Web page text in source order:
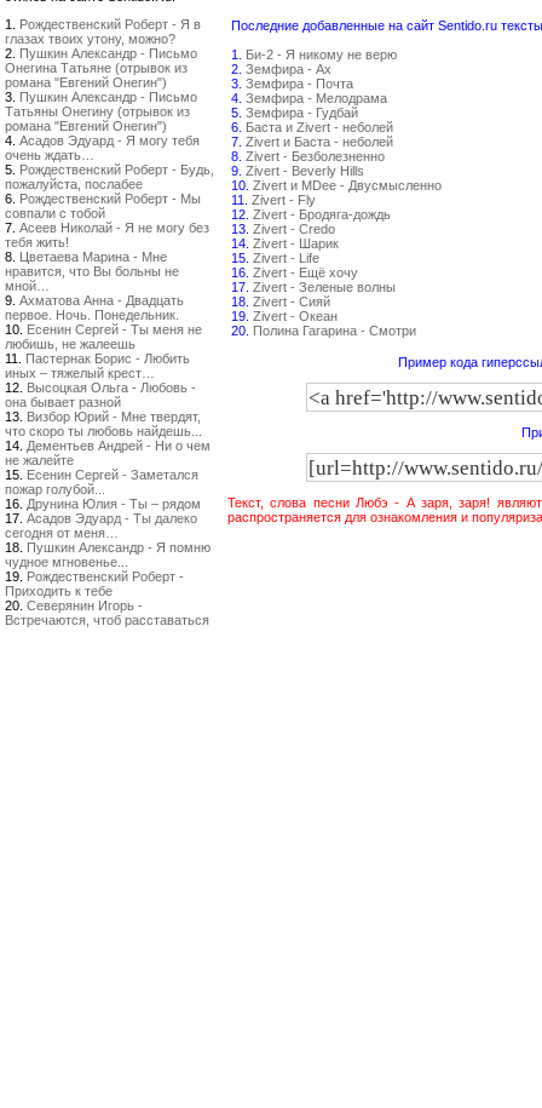
1. Рождественский Роберт - Я в
глазах твоих утону, можно?
2. Пушкин Александр - Письмо
Онегина Татьяне (отрывок из
романа "Евгений Онегин")
3. Пушкин Александр - Письмо
Татьяны Онегину (отрывок из
романа "Евгений Онегин")
4. Асадов Эдуард - Я могу тебя
очень ждать…
5. Рождественский Роберт - Будь,
пожалуйста, послабее
6. Рождественский Роберт - Мы
совпали с тобой
7. Асеев Николай - Я не могу без
тебя жить!
8. Цветаева Марина - Мне
нравится, что Вы больны не
мной…
9. Ахматова Анна - Двадцать
первое. Ночь. Понедельник.
10. Есенин Сергей - Ты меня не
любишь, не жалеешь
11. Пастернак Борис - Любить
иных – тяжелый крест…
12. Высоцкая Ольга - Любовь -
она бывает разной
13. Визбор Юрий - Мне твердят,
что скоро ты любовь найдешь...
14. Дементьев Андрей - Ни о чем
не жалейте
15. Есенин Сергей - Заметался
пожар голубой...
16. Друнина Юлия - Ты – рядом
17. Асадов Эдуард - Ты далеко
сегодня от меня…
18. Пушкин Александр - Я помню
чудное мгновенье...
19. Рождественский Роберт -
Приходить к тебе
20. Северянин Игорь -
Встречаются, чтоб расставаться
Последние добавленные на сайт Sentido.ru
1. Би-2 - Я никому не верю
2. Земфира - Ах
3. Земфира - Почта
4. Земфира - Мелодрама
5. Земфира - Гудбай
6. Баста и Zivert - неболей
7. Zivert и Баста - неболей
8. Zivert - Безболезненно
9. Zivert - Beverly Hills
10. Zivert и MDee - Двусмысленно
11. Zivert - Fly
12. Zivert - Бродяга-дождь
13. Zivert - Credo
14. Zivert - Шарик
15. Zivert - Life
16. Zivert - Ещё хочу
17. Zivert - Зеленые волны
18. Zivert - Сияй
19. Zivert - Океан
20. Полина Гагарина - Смотри
Пример кода
Текст, слова песни Любэ - А заря, заря!
распространяется для ознакомления и